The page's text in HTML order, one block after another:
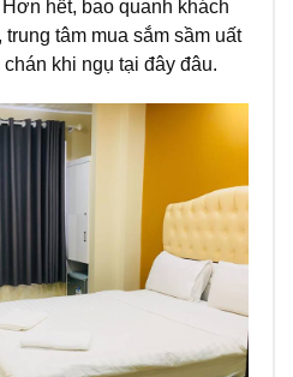
hết, bao quanh khách
tâm mua sắm sầm uất
khi ngụ tại đây đâu.